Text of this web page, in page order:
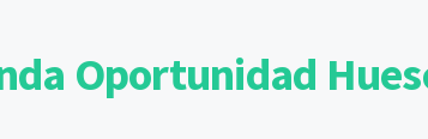
Oportunidad